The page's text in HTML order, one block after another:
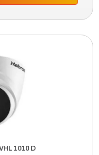
1010 D